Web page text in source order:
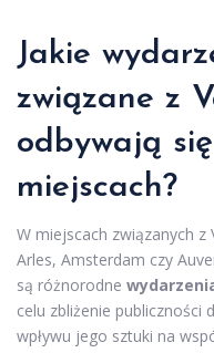
Jakie
związane z
odbywają
miejscach?
W miejscach związanych
Arles, Amsterdam czy
są różnorodne
celu zbliżenie publiczności
wpływu jego sztuki na